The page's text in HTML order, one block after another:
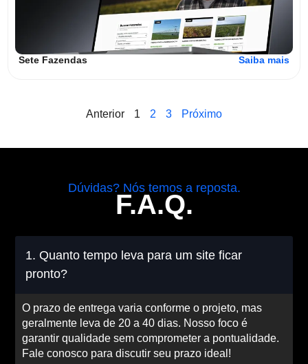
Sete Fazendas Saiba mais
Anterior 1 2 3 Próximo
Dúvidas? Nós temos a reposta.
F.A.Q.
1. Quanto tempo leva para um site ficar
pronto?
O prazo de entrega varia conforme o projeto, mas
geralmente leva de 20 a 40 dias. Nosso foco é
garantir qualidade sem comprometer a pontualidade.
Fale conosco para discutir seu prazo ideal!